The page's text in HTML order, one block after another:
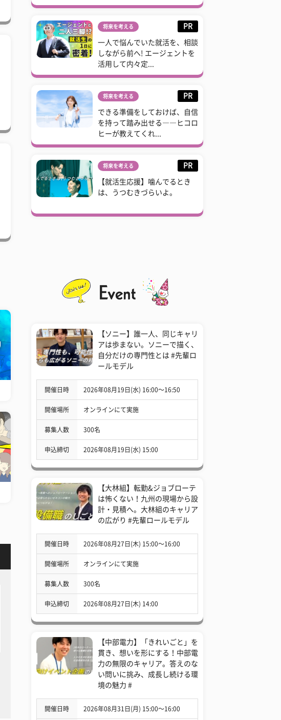
将来を考える PR
一人で悩んでいた就活を、相談
しながら前へ! エージェントを
活用して内々定...
将来を考える PR
できる準備をしておけば、自信
を持って踏み出せる――ヒコロ
ヒーが教えてくれ...
将来を考える PR
【就活生応援】噛んでるとき
は、うつむきづらいよ。
【ソニー】誰一人、同じキャリ
アは歩まない。ソニーで描く、
自分だけの専門性とは #先輩ロ
ールモデル
開催日時 2026年08月19日(水) 16:00〜16:50
開催場所 オンラインにて実施
募集人数 300名
申込締切 2026年08月19日(水) 15:00
【大林組】転勤&ジョブローテ
は怖くない！九州の現場から設
計・見積へ。大林組のキャリア
の広がり #先輩ロールモデル
開催日時 2026年08月27日(木) 15:00〜16:00
開催場所 オンラインにて実施
募集人数 300名
申込締切 2026年08月27日(木) 14:00
【中部電力】「きれいごと」を
貫き、想いを形にする！中部電
力の無限のキャリア。答えのな
い問いに挑み、成長し続ける環
境の魅力 #
開催日時 2026年08月31日(月) 15:00〜16:00